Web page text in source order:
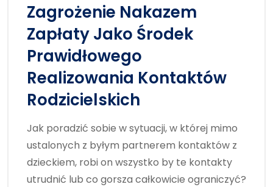
Zagrożenie Nakazem
Zapłaty Jako Środek
Prawidłowego
Realizowania Kontaktów
Rodzicielskich
Jak poradzić sobie w sytuacji, w której mimo
ustalonych z byłym partnerem kontaktów z
dzieckiem, robi on wszystko by te kontakty
utrudnić lub co gorsza całkowicie ograniczyć?